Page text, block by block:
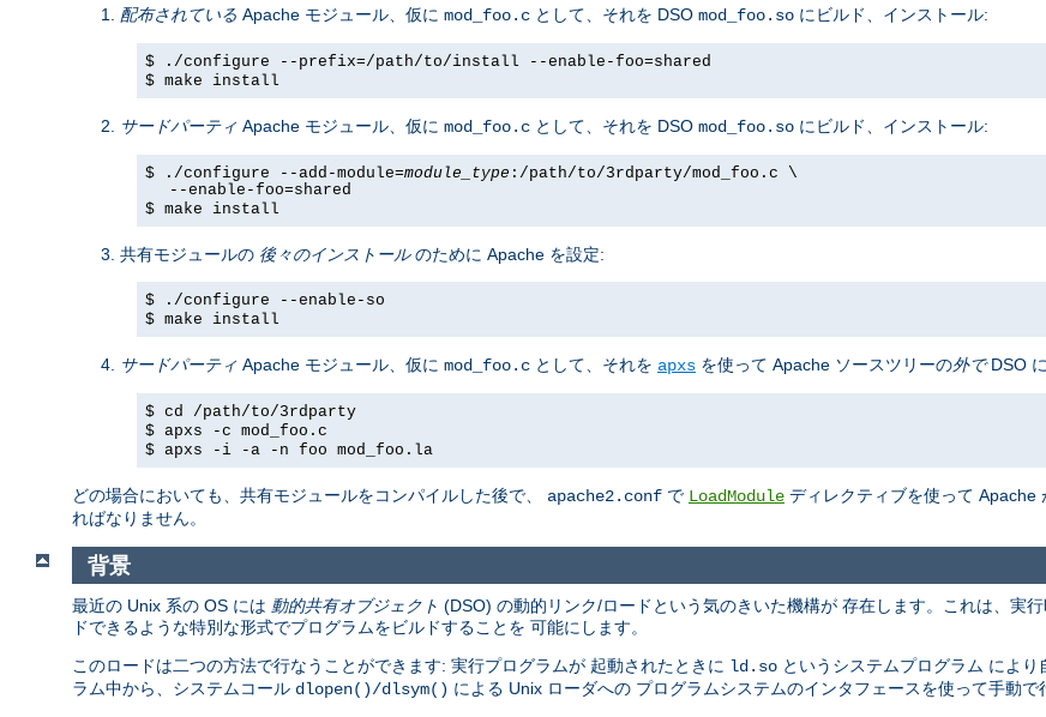
配布されている Apache モジュール、仮に mod_foo.c として、それを DSO mod_foo.so にビルド、インストール:
$ ./configure --prefix=/path/to/install --enable-foo=shared
$ make install
サードパーティ Apache モジュール、仮に mod_foo.c として、それを DSO mod_foo.so にビルド、インストール:
$ ./configure --add-module=module_type :/path/to/3rdparty/mod_foo.c \
--enable-foo=shared
$ make install
共有モジュールの 後々のインストールのために Apache を設定:
$ ./configure --enable-so
$ make install
サードパーティ Apache モジュール、仮に mod_foo.c として、それを apxs を使って Apache ソースツリーの外でDSO
$ cd /path/to/3rdparty
$ apxs -c mod_foo.c
$ apxs -i -a -n foo mod_foo.la
どの場合においても、共有モジュールをコンパイルした後で、 apache2.conf で LoadModule ディレクティブを使って Apache
ればなりません。
背景
最近の Unix 系の OS には 動的共有オブジェクト (DSO) の動的リンク/ロードという気のきいた機構が 存在します。これは、実
ドできるような特別な形式でプログラムをビルドすることを 可能にします。
このロードは二つの方法で行なうことができます: 実行プログラムが 起動されたときに ld.so というシステムプログラム によ
ラム中から、システムコール dlopen()/dlsym() による Unix ローダへの プログラムシステムのインタフェースを使って手動で